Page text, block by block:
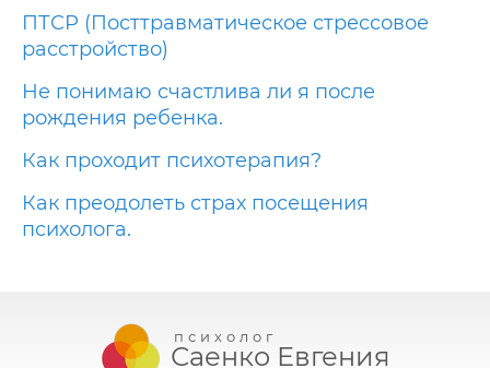
ПТСР (Посттравматическое стрессовое
расстройство)
Не понимаю счастлива ли я после
рождения ребенка.
Как проходит психотерапия?
Как преодолеть страх посещения
психолога.
Саенко Евгения
психолог